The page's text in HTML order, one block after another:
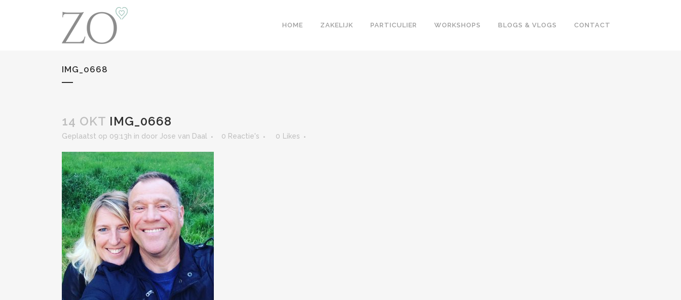
HOME ZAKELIJK PARTICULIER WORKSHOPS BLOGS & VLOGS CONTACT
IMG_0668
14 OKT IMG_0668
Geplaatst op 09:13h in door Jose van Daal 0 Reactie's 0 Likes